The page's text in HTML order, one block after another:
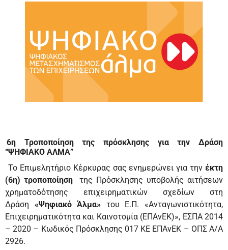
6η Τροποποίηση της πρόσκλησης για την Δράση
“ΨΗΦΙΑΚΟ ΑΛΜΑ”
Το Επιμελητήριο Κέρκυρας σας ενημερώνει για την έκτη
(6η) τροποποίηση
της Πρόσκλησης υποβολής αιτήσεων
χρηματοδότησης επιχειρηματικών σχεδίων στη
Δράση «Ψηφιακό Άλμα» του Ε.Π. «Ανταγωνιστικότητα,
Επιχειρηματικότητα και Καινοτομία (ΕΠΑνΕΚ)», ΕΣΠΑ 2014
– 2020 – Κωδικός Πρόσκλησης 017 ΚΕ ΕΠΑνΕΚ – ΟΠΣ Α/Α
2926.